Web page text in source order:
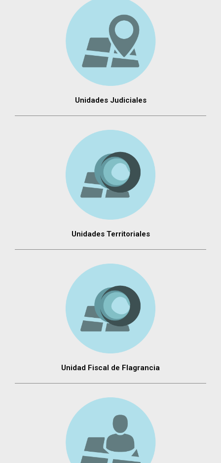
Unidades Judiciales
Unidades Territoriales
Unidad Fiscal de Flagrancia